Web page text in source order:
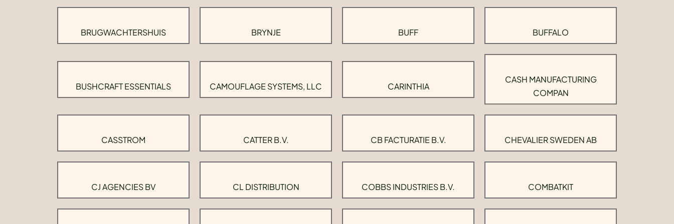
BRUGWACHTERSHUIS BRYNJE BUFF BUFFALO
BUSHCRAFT ESSENTIALS CAMOUFLAGE SYSTEMS, LLC CARINTHIA
CASH MANUFACTURING
COMPAN
CASSTROM CATTER B.V. CB FACTURATIE B.V. CHEVALIER SWEDEN AB
CJ AGENCIES BV CL DISTRIBUTION COBBS INDUSTRIES B.V. COMBATKIT